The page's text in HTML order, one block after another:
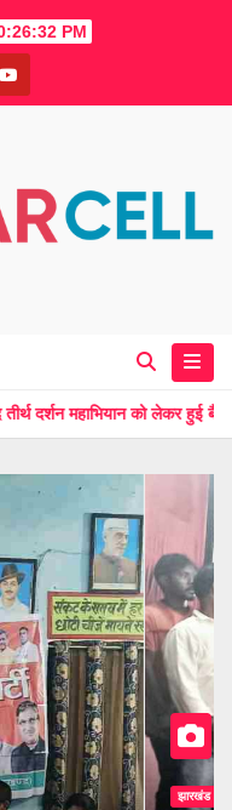
PM
लेकर हुई बैठक भुरकुंडा